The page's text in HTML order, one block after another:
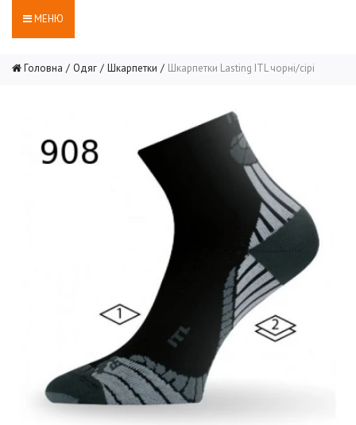
МЕНЮ
Головна Одяг Шкарпетки Шкарпетки Lasting ITL чорні/сірі